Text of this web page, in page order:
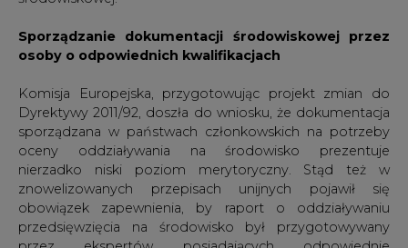
krajowego, Projekt Ustawy przewiduje wymóg, by osoba
sporządzająca raport o oddziaływaniu przedsięwzięcia na
środowisko oraz na obszar Natura 2000 legitymowała się
odpowiednim wykształceniem bądź doświadczeniem
zawodowym. Przepisy wprowadzają wymóg ukończenia
studiów z wybranych dyscyplin naukowych (takich jak np.
nauki ścisłe z dziedzin nauk chemicznych, nauki
przyrodnicze czy nauki rolnicze, leśne i weterynaryjne) lub
ukończenia studiów wyższych na dowolnym kierunku i
zdobycia co najmniej 5-letniego doświadczenia w
pracach w zespołach przygotowujących raporty o
oddziaływaniu przedsięwzięcia na środowisko lub
prognozy oddziaływania na środowisko lub też brania